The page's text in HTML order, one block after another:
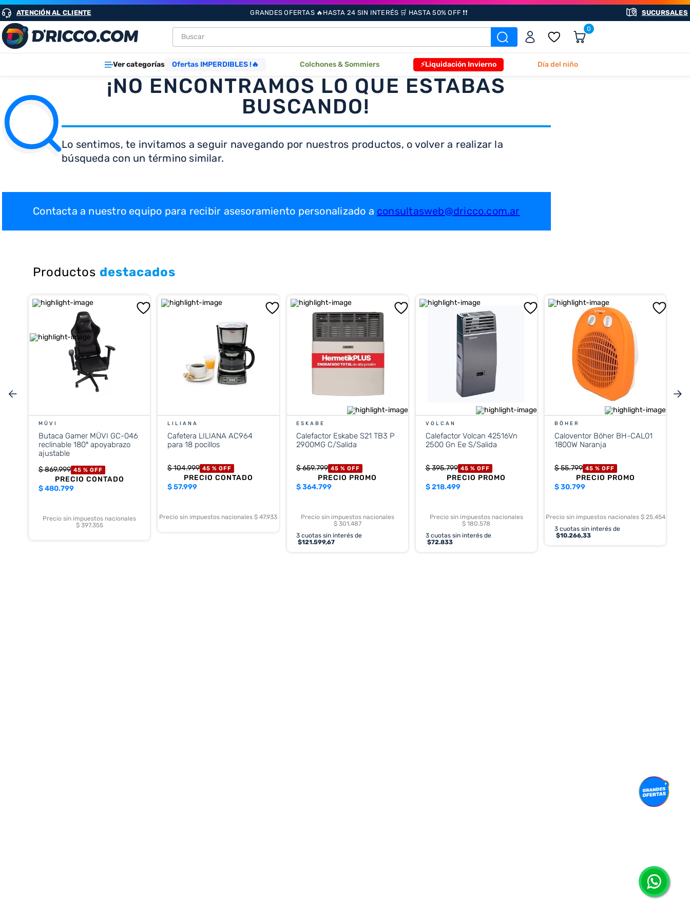
ATENCIÓN AL CLIENTE GRANDES OFERTAS 🔥HASTA 24 SIN INTERÉS 🛒 HASTA 50% OFF ❗❗ SUCURSALES
Buscar 0
Ver categorías Ofertas IMPERDIBLES !🔥 Colchones & Sommiers ⚡Liquidación Invierno Día del niño
¡NO ENCONTRAMOS LO QUE ESTABAS
BUSCANDO!
Lo sentimos, te invitamos a seguir navegando por nuestros productos, o volver a realizar la
búsqueda con un término similar.
Contacta a nuestro equipo para recibir asesoramiento personalizado a consultasweb@dricco.com.ar
Productos destacados
MÜVI
Butaca Gamer MÜVI GC-046
reclinable 180º apoyabrazo
ajustable
$869.999 45 % OFF
PRECIO CONTADO
$480.799
Precio sin impuestos nacionales
$ 397.355
LILIANA
Cafetera LILIANA AC964
para 18 pocillos
$104.999 45 % OFF
PRECIO CONTADO
$57.999
Precio sin impuestos nacionales $ 47.933
ESKABE
Calefactor Eskabe S21 TB3 P
2900MG C/Salida
$659.799 45 % OFF
PRECIO PROMO
$364.799
Precio sin impuestos nacionales
$ 301.487
3 cuotas sin interés de
$121.599,67
VOLCAN
Calefactor Volcan 42516Vn
2500 Gn Ee S/Salida
$395.799 45 % OFF
PRECIO PROMO
$218.499
Precio sin impuestos nacionales
$ 180.578
3cuotas sin interés de
$72.833
BÖHER
Caloventor Böher BH-CAL01
1800W Naranja
$55.799 45 % OFF
PRECIO PROMO
$30.799
Precio sin impuestos nacionales $ 25.454
3cuotas sin interés de
$10.266,33
TÉRMINOS MÁS BUSCADOS
1. heladeras
2. lavarropas
4. cocinas
5 heladera
6